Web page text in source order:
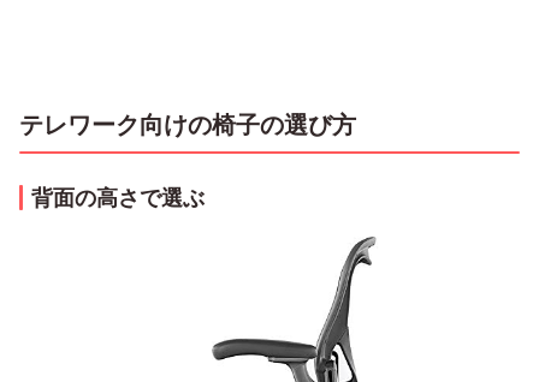
テレワーク向けの椅子の選び方
背面の高さで選ぶ